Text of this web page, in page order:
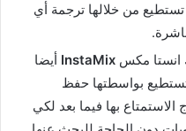
تستطيع من خلالها ترجمة أي
انستا مكس InstaMix أيضا
بواسطتها حفظ
الاستمتاع بها فيما بعد لكي